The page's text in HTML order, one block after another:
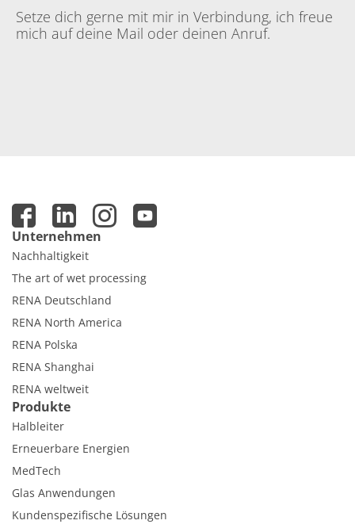
Setze dich gerne mit mir in Verbindung, ich freue
mich auf deine Mail oder deinen Anruf.
Unternehmen
Nachhaltigkeit
The art of wet processing
RENA Deutschland
RENA North America
RENA Polska
RENA Shanghai
RENA weltweit
Produkte
Halbleiter
Erneuerbare Energien
MedTech
Glas Anwendungen
Kundenspezifische Lösungen